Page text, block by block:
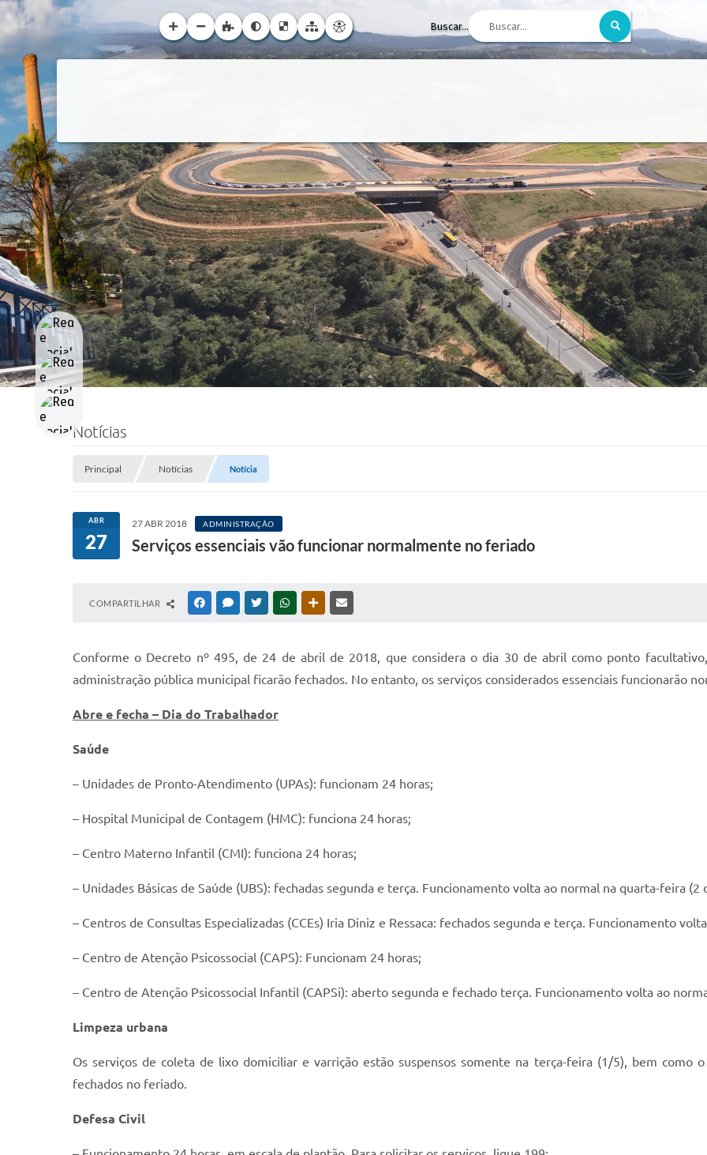
Buscar...
Notícias
Principal Notícias Notícia
ABR
27
27 ABR 2018 ADMINISTRAÇÃO
Serviços essenciais vão funcionar normalmente no feriado
COMPARTILHAR FACEBOOKMESSENGER
TWITTERWHATSAPPOUTRAS MÍDIAS
Conforme o Decreto nº 495, de 24 de abril de 2018, que considera o dia 30 de abril como ponto
administração pública municipal ficarão fechados. No entanto, os serviços considerados essenciais funcionarão
Abre e fecha – Dia do Trabalhador
Saúde
– Unidades de Pronto-Atendimento (UPAs): funcionam 24 horas;
– Hospital Municipal de Contagem (HMC): funciona 24 horas;
– Centro Materno Infantil (CMI): funciona 24 horas;
– Unidades Básicas de Saúde (UBS): fechadas segunda e terça. Funcionamento volta ao normal na quarta-feira (2
– Centros de Consultas Especializadas (CCEs) Iria Diniz e Ressaca: fechados segunda e terça. Funcionamento
– Centro de Atenção Psicossocial (CAPS): Funcionam 24 horas;
– Centro de Atenção Psicossocial Infantil (CAPSi): aberto segunda e fechado terça. Funcionamento volta ao
Limpeza urbana
Os serviços de coleta de lixo domiciliar e varrição estão suspensos somente na terça-feira (1/5), bem como
fechados no feriado.
Defesa Civil